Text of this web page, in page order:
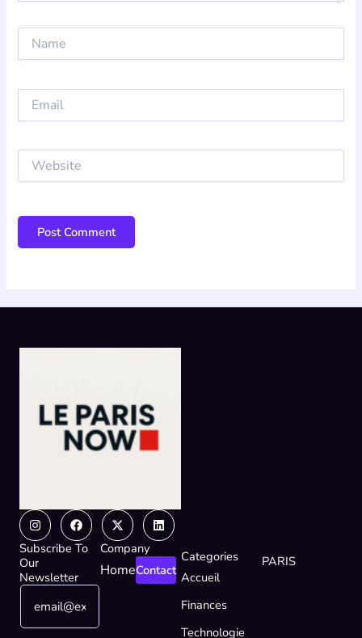
Email
Website
InstagramFacebook
X-
twitter
Linkedin
Subscribe To
Our
Newsletter
*
m
E
a
Company
HomeContact
Categories
Accueil
Finances
Technologie
PARIS